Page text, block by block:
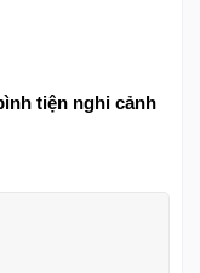
tiện nghi cảnh